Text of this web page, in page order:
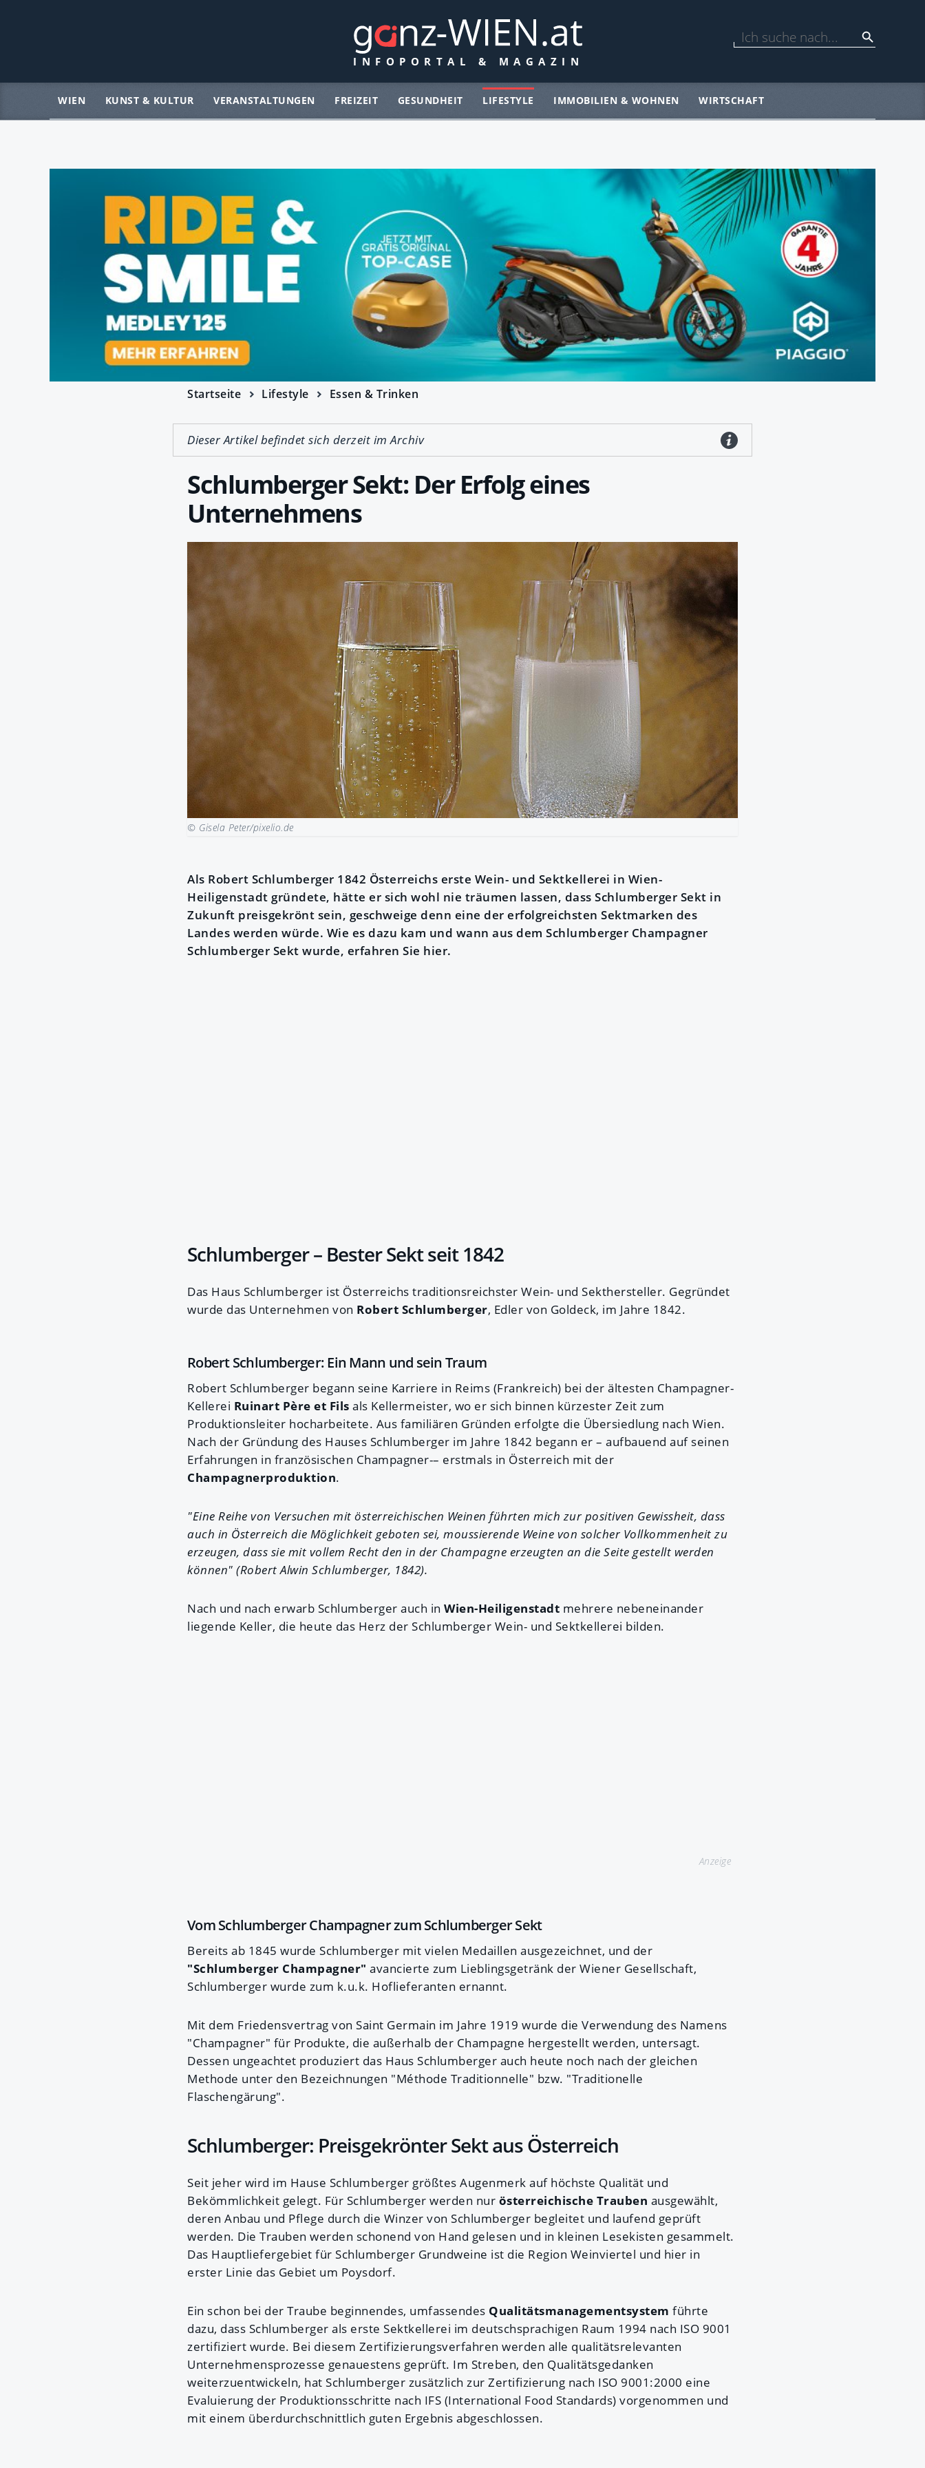
WIEN KUNST & KULTUR VERANSTALTUNGEN FREIZEIT GESUNDHEIT LIFESTYLE IMMOBILIEN & WOHNEN WIRTSCHAFT
Startseite Lifestyle Essen & Trinken
Dieser Artikel befindet sich derzeit im Archiv
Schlumberger Sekt: Der Erfolg eines
Unternehmens
© Gisela Peter/pixelio.de
Als Robert Schlumberger 1842 Österreichs erste Wein- und Sektkellerei in Wien-
Heiligenstadt gründete, hätte er sich wohl nie träumen lassen, dass Schlumberger Sekt in
Zukunft preisgekrönt sein, geschweige denn eine der erfolgreichsten Sektmarken des
Landes werden würde. Wie es dazu kam und wann aus dem Schlumberger Champagner
Schlumberger Sekt wurde, erfahren Sie hier.
Schlumberger – Bester Sekt seit 1842
Das Haus Schlumberger ist Österreichs traditionsreichster Wein- und Sekthersteller. Gegründet
wurde das Unternehmen von Robert Schlumberger, Edler von Goldeck, im Jahre 1842.
Robert Schlumberger: Ein Mann und sein Traum
Robert Schlumberger begann seine Karriere in Reims (Frankreich) bei der ältesten Champagner-
Kellerei Ruinart Père et Fils als Kellermeister, wo er sich binnen kürzester Zeit zum
Produktionsleiter hocharbeitete. Aus familiären Gründen erfolgte die Übersiedlung nach Wien.
Nach der Gründung des Hauses Schlumberger im Jahre 1842 begann er – aufbauend auf seinen
Erfahrungen in französischen Champagner-– erstmals in Österreich mit der
Champagnerproduktion.
"Eine Reihe von Versuchen mit österreichischen Weinen führten mich zur positiven Gewissheit, dass
auch in Österreich die Möglichkeit geboten sei, moussierende Weine von solcher Vollkommenheit zu
erzeugen, dass sie mit vollem Recht den in der Champagne erzeugten an die Seite gestellt werden
können" (Robert Alwin Schlumberger, 1842).
Nach und nach erwarb Schlumberger auch in Wien-Heiligenstadt mehrere nebeneinander
liegende Keller, die heute das Herz der Schlumberger Wein- und Sektkellerei bilden.
Anzeige
Vom Schlumberger Champagner zum Schlumberger Sekt
Bereits ab 1845 wurde Schlumberger mit vielen Medaillen ausgezeichnet, und der
"Schlumberger Champagner" avancierte zum Lieblingsgetränk der Wiener Gesellschaft,
Schlumberger wurde zum k.u.k. Hoflieferanten ernannt.
Mit dem Friedensvertrag von Saint Germain im Jahre 1919 wurde die Verwendung des Namens
"Champagner" für Produkte, die außerhalb der Champagne hergestellt werden, untersagt.
Dessen ungeachtet produziert das Haus Schlumberger auch heute noch nach der gleichen
Methode unter den Bezeichnungen "Méthode Traditionnelle" bzw. "Traditionelle
Flaschengärung".
Schlumberger: Preisgekrönter Sekt aus Österreich
Seit jeher wird im Hause Schlumberger größtes Augenmerk auf höchste Qualität und
Bekömmlichkeit gelegt. Für Schlumberger werden nur österreichische Trauben ausgewählt,
deren Anbau und Pflege durch die Winzer von Schlumberger begleitet und laufend geprüft
werden. Die Trauben werden schonend von Hand gelesen und in kleinen Lesekisten gesammelt.
Das Hauptliefergebiet für Schlumberger Grundweine ist die Region Weinviertel und hier in
erster Linie das Gebiet um Poysdorf.
Ein schon bei der Traube beginnendes, umfassendes Qualitätsmanagementsystem führte
dazu, dass Schlumberger als erste Sektkellerei im deutschsprachigen Raum 1994 nach ISO 9001
zertifiziert wurde. Bei diesem Zertifizierungsverfahren werden alle qualitätsrelevanten
Unternehmensprozesse genauestens geprüft. Im Streben, den Qualitätsgedanken
weiterzuentwickeln, hat Schlumberger zusätzlich zur Zertifizierung nach ISO 9001:2000 eine
Evaluierung der Produktionsschritte nach IFS (International Food Standards) vorgenommen und
mit einem überdurchschnittlich guten Ergebnis abgeschlossen.